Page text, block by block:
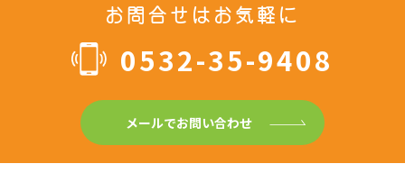
お問合せはお気軽に
0532-35-9408
メールでお問い合わせ